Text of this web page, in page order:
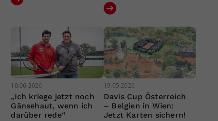
10.06.2026
„Ich kriege jetzt noch
Gänsehaut, wenn ich
darüber rede“
19.05.2026
Davis Cup Österreich
– Belgien in Wien:
Jetzt Karten sichern!